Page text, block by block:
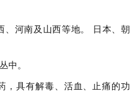
、河南及山西等地。 日本、朝
中。
，具有解毒、活血、止痛的功